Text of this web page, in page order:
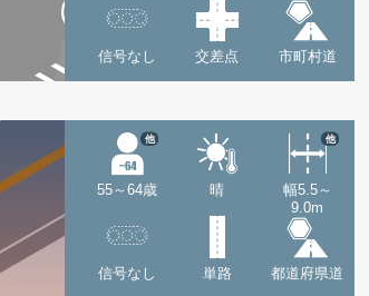
信号なし 交差点 市町村道
55～64歳
他
晴
幅5.5～
9.0m
他
信号なし 単路 都道府県道